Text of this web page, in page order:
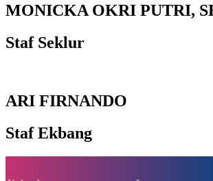
MONICKA OKRI PUTRI,
Staf Seklur
ARI FIRNANDO
Staf Ekbang